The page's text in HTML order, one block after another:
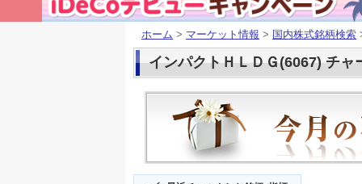
ホーム > マーケット情報 > 国内株式銘柄検索
インパクトＨＬＤＧ(6067) チャ